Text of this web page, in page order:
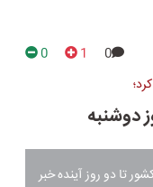
0
1
0
دوشنبه
تا دو روز آینده خبر